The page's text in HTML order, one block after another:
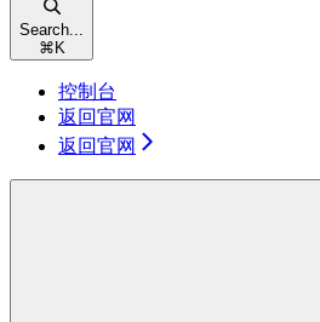
Search...
⌘ K
控制台
返回官网
返回官网